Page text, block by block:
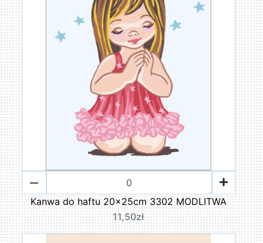
Kanwa do haftu 20x25cm 3302 MODLITWA
11,50zł